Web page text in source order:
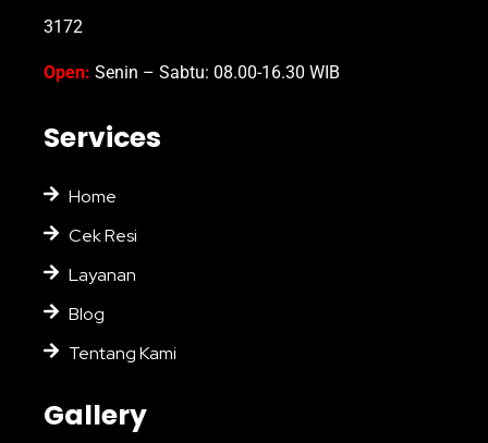
3172
Open: Senin – Sabtu: 08.00-16.30 WIB
Services
Home
Cek Resi
Layanan
Blog
Tentang Kami
Gallery